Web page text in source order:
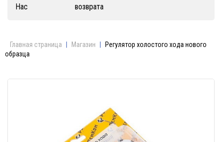
Нас
возврата
Главная страница Магазин
Регулятор холостого хода нового
образца